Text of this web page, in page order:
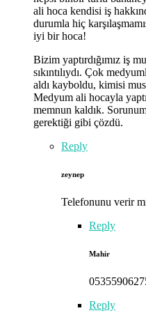
ali hoca kendisi iş
durumla hiç
iyi bir hoca!
Bizim yaptırdığımız iş
sıkıntılıydı. Çok
aldı kayboldu, kimisi
Medyum ali hocayla
memnun kaldık.
gerektiği gibi çözdü.
Reply
zeynep
Telefonunu verir
Reply
Mahir
Reply